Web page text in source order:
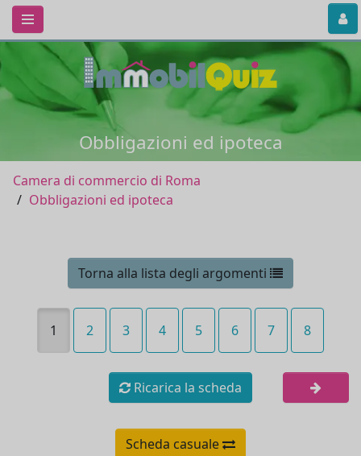
Obbligazioni ed ipoteca
Camera di commercio di Roma
Obbligazioni ed ipoteca
Torna alla lista degli argomenti
1 2 3 4 5 6 7 8
Ricarica la scheda
Scheda casuale